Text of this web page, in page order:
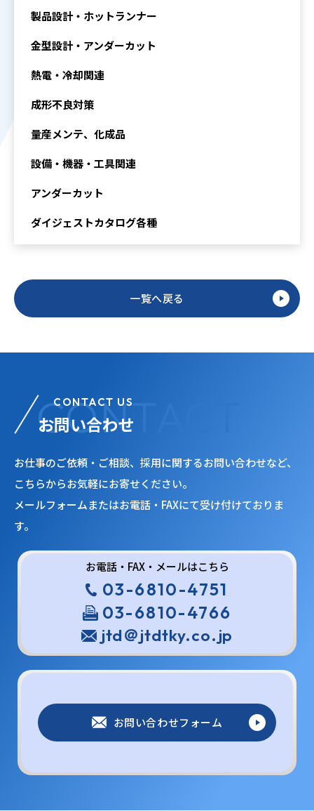
製品設計・ホットランナー
金型設計・アンダーカット
熱電・冷却関連
成形不良対策
量産メンテ、化成品
設備・機器・工具関連
アンダーカット
ダイジェストカタログ各種
一覧へ戻る
CONTACT US
お問い合わせ
お仕事のご依頼・ご相談、採用に関するお問い合わせなど、
こちらからお気軽にお寄せください。
メールフォームまたはお電話・FAXにて受け付けておりま
す。
お電話・FAX・メールはこちら
03-6810-4751
03-6810-4766
jtd＠jtdtky.co.jp
お問い合わせフォーム